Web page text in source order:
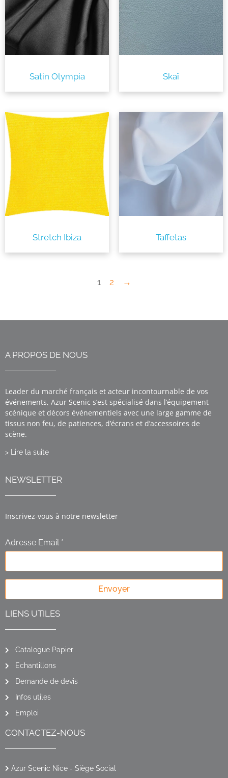
Satin Olympia Skaï
Stretch Ibiza Taffetas
1 2 →
A PROPOS DE NOUS
Leader du marché français et acteur incontournable de vos
événements, Azur Scenic s’est spécialisé dans l’équipement
scénique et décors événementiels avec une large gamme de
tissus non feu, de patiences, d’écrans et d’accessoires de
scène.
> Lire la suite
NEWSLETTER
Inscrivez-vous à notre newsletter
Adresse Email *
Envoyer
LIENS UTILES
Catalogue Papier
Echantillons
Demande de devis
Infos utiles
Emploi
CONTACTEZ-NOUS
Azur Scenic Nice - Siège Social